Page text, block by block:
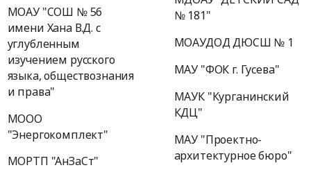
МОАУ "СОШ № 56
имени Хана В.Д. с
углубленным
изучением русского
языка, обществознания
и права"
МООО
"Энергокомплект"
МОРТП "АнЗаСт"
№ 181"
МОАУДОД ДЮСШ № 1
МАУ "ФОК г. Гусева"
МАУК "Курганинский
КДЦ"
МАУ "Проектно-
архитектурное бюро"